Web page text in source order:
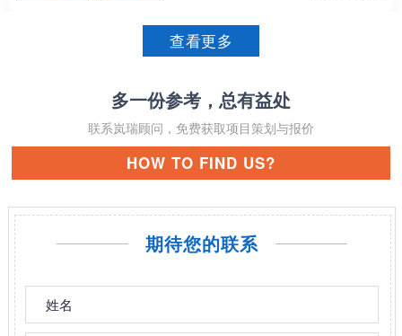
查看更多
多一份参考，总有益处
联系岚瑞顾问，免费获取项目策划与报价
HOW TO FIND US?
期待您的联系